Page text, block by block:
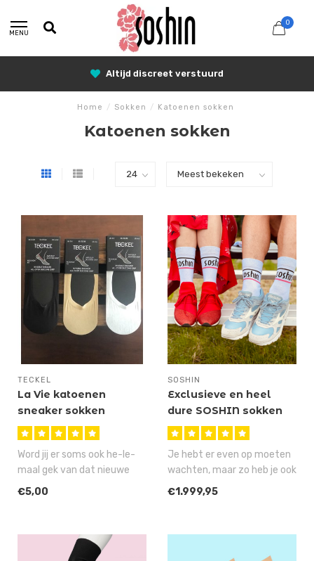
MENU
0
Altijd discreet verstuurd
Home / Sokken / Katoenen sokken
Katoenen sokken
TECKEL
La Vie katoenen
sneaker sokken
Word jij er soms ook he-le-
maal gek van dat nieuwe
sneakersokken weer niet
€5,00
SOSHIN
Exclusieve en heel
dure SOSHIN sokken
Je hebt er even op moeten
wachten, maar zo heb je ook
al kunnen sparen voor deze..
€1.999,95